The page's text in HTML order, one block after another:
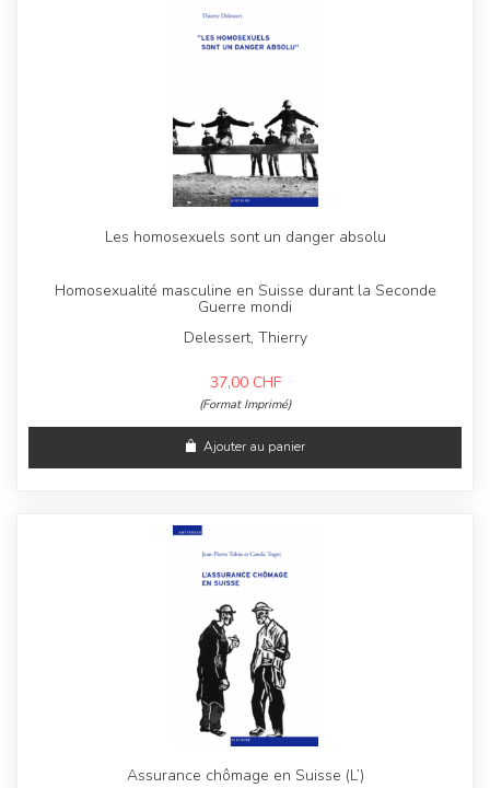
Les homosexuels sont un danger absolu
Homosexualité masculine en Suisse durant la Seconde
Guerre mondi
Delessert, Thierry
37,00 CHF
(Format Imprimé)
Ajouter au panier
Assurance chômage en Suisse (L’)